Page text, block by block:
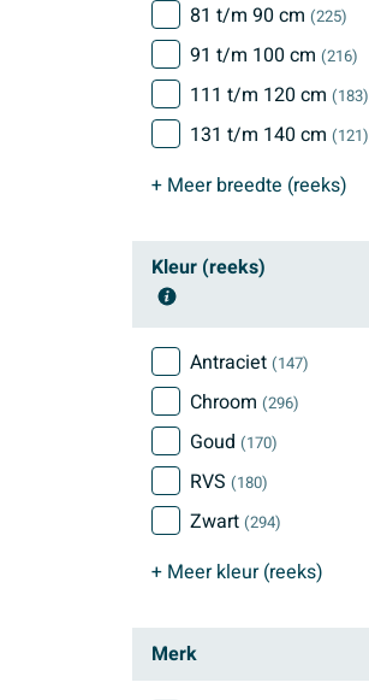
81 t/m 90 cm (225)
91 t/m 100 cm (216)
111 t/m 120 cm (183)
131 t/m 140 cm (121)
+ Meerbreedte (reeks)
Kleur (reeks)
Antraciet (147)
Chroom (296)
Goud (170)
RVS (180)
Zwart (294)
+ Meerkleur (reeks)
Merk